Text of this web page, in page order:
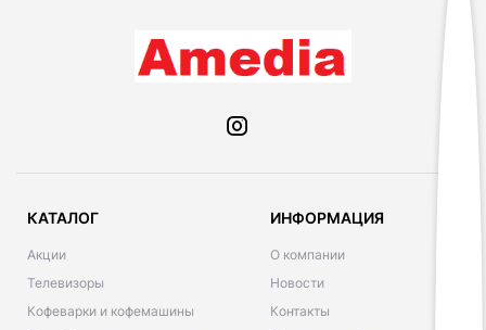
КАТАЛОГ
Акции
Телевизоры
Кофеварки и кофемашины
ИНФОРМАЦИЯ
О компании
Новости
Контакты